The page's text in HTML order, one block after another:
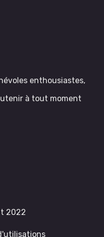
enthousiastes,
à tout moment
2022